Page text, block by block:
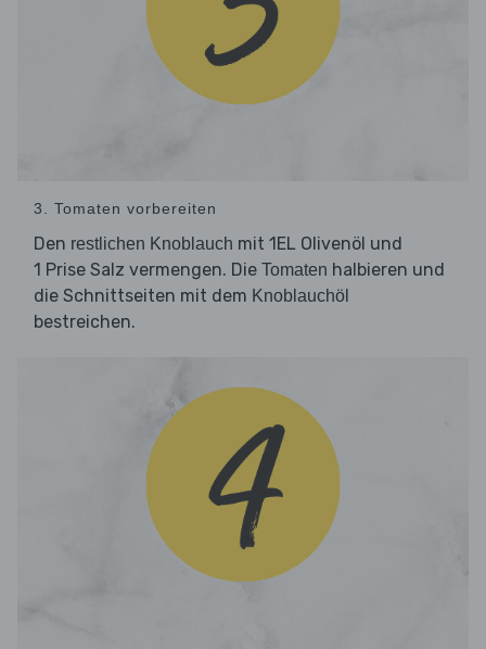
3. Tomaten vorbereiten
Den restlichen Knoblauch mit 1EL Olivenöl und
1 Prise Salz vermengen. Die Tomaten halbieren und
die Schnittseiten mit dem Knoblauchöl
bestreichen.